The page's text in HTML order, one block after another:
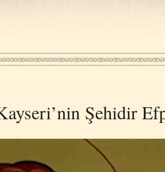
Şehidir